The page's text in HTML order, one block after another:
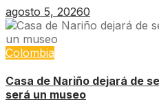
agosto 5, 20260
Colombia
Casa de Nariño dejará de
será un museo